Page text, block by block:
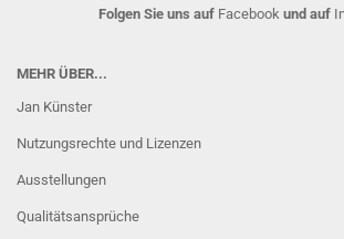
Folgen Sie uns auf Facebook und auf
MEHR ÜBER...
Jan Künster
Nutzungsrechte und Lizenzen
Ausstellungen
Qualitätsansprüche